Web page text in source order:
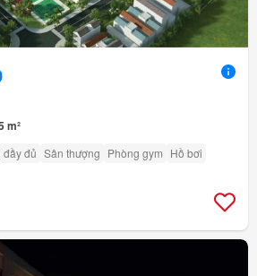
m²
đầy đủ Sân thượng Phòng gym Hồ bơi